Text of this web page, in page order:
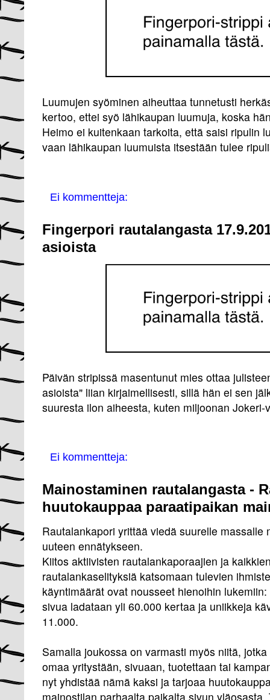
Luumujen syöminen aiheuttaa tunnetusti
kertoo, ettei syö lähikaupan luumuja, koska
Heimo ei kuitenkaan tarkoita, että saisi ripulin
vaan lähikaupan luumuista itsestään tulee
Ei kommentteja:
Fingerpori rautalangasta
asioista
Päivän stripissä masentunut mies ottaa
asioista" liian kirjaimellisesti, sillä hän ei sen
suuresta ilon aiheesta, kuten miljoonan Jokeri-
Ei kommentteja:
Mainostaminen rautalangasta -
huutokauppaa paraatipaikan
Rautalankapori yrittää viedä suurelle massalle
uuteen ennätykseen.
Kiitos aktiivisten rautalankaporaajien ja
rautalankaselityksiä katsomaan tulevien
käyntimäärät ovat nousseet hienoihin
sivua ladataan yli 60.000 kertaa ja uniikkeja
11.000.
Samalla joukossa on varmasti myös niitä,
omaa yritystään, sivuaan, tuotettaan tai
nyt yhdistää nämä kaksi ja tarjoaa
mainostilan parhaalta paikalta sivun